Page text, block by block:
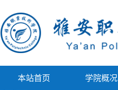
本站首页 学院概况